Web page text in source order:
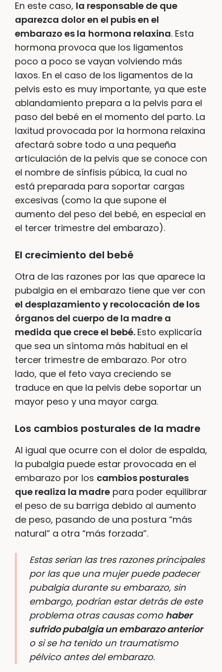
En este caso, la responsable de que
aparezca dolor en el pubis en el
embarazo es la hormona relaxina. Esta
hormona provoca que los ligamentos
poco a poco se vayan volviendo más
laxos. En el caso de los ligamentos de la
pelvis esto es muy importante, ya que este
ablandamiento prepara a la pelvis para el
paso del bebé en el momento del parto. La
laxitud provocada por la hormona relaxina
afectará sobre todo a una pequeña
articulación de la pelvis que se conoce con
el nombre de sínfisis púbica, la cual no
está preparada para soportar cargas
excesivas (como la que supone el
aumento del peso del bebé, en especial en
el tercer trimestre del embarazo).
El crecimiento del bebé
Otra de las razones por las que aparece la
pubalgia en el embarazo tiene que ver con
el desplazamiento y recolocación de los
órganos del cuerpo de la madre a
medida que crece el bebé. Esto explicaría
que sea un síntoma más habitual en el
tercer trimestre de embarazo. Por otro
lado, que el feto vaya creciendo se
traduce en que la pelvis debe soportar un
mayor peso y una mayor carga.
Los cambios posturales de la madre
Al igual que ocurre con el dolor de espalda,
la pubalgia puede estar provocada en el
embarazo por los cambios posturales
que realiza la madre para poder equilibrar
el peso de su barriga debido al aumento
de peso, pasando de una postura “más
natural” a otra “más forzada”.
Estas serían las tres razones principales
por las que una mujer puede padecer
pubalgia durante su embarazo, sin
embargo, podrían estar detrás de este
problema otras causas como haber
sufrido pubalgia un embarazo anterior
o si se ha tenido un traumatismo
pélvico antes del embarazo.